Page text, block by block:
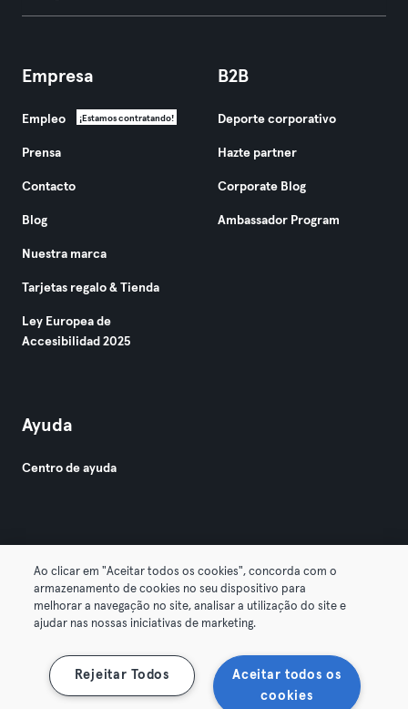
Empresa
Empleo ¡Estamos contratando!
Prensa
Contacto
Blog
Nuestra marca
Tarjetas regalo & Tienda
Ley Europea de
Accesibilidad 2025
B2B
Deporte corporativo
Hazte partner
Corporate Blog
Ambassador Program
Ayuda
Centro de ayuda
© 2026 Urban Sports Group GmbH. All rights reserved.
Términos y condiciones Privacidad
Rescindir contratos aquí Desistir de contratos aquí
Ao clicar em "Aceitar todos os cookies", concorda com o
armazenamento de cookies no seu dispositivo para
melhorar a navegação no site, analisar a utilização do site e
ajudar nas nossas iniciativas de marketing.
Aceitar todos os
cookies
Rejeitar Todos